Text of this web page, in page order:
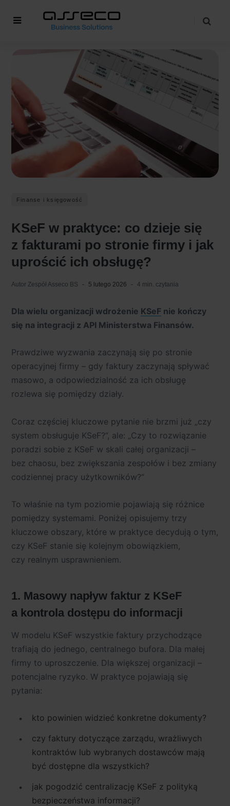
Finanse i księgowość
KSeF w praktyce: co dzieje się
z fakturami po stronie firmy i jak
uprościć ich obsługę?
Autor Zespół Asseco BS 5 lutego 2026 4 min. czytania
Dla wielu organizacji wdrożenie KSeF nie kończy
się na integracji z API Ministerstwa Finansów.
Prawdziwe wyzwania zaczynają się po stronie
operacyjnej firmy – gdy faktury zaczynają spływać
masowo, a odpowiedzialność za ich obsługę
rozlewa się pomiędzy działy.
Coraz częściej kluczowe pytanie nie brzmi już „czy
system obsługuje KSeF?”, ale:
„Czy to rozwiązanie
poradzi sobie z KSeF w skali całej organizacji –
bez chaosu, bez zwiększania zespołów i bez zmiany
codziennej pracy użytkowników?”
To właśnie na tym poziomie pojawiają się różnice
pomiędzy systemami. Poniżej opisujemy trzy
kluczowe obszary, które w praktyce decydują o tym,
czy KSeF stanie się kolejnym obowiązkiem,
czy realnym usprawnieniem.
1. Masowy napływ faktur z KSeF
a kontrola dostępu do informacji
W modelu KSeF wszystkie faktury przychodzące
trafiają do jednego, centralnego bufora. Dla małej
firmy to uproszczenie. Dla większej organizacji –
potencjalne ryzyko. W praktyce pojawiają się
pytania:
kto powinien widzieć konkretne dokumenty?
czy faktury dotyczące zarządu, wrażliwych
kontraktów lub wybranych dostawców mają
być dostępne dla wszystkich?
jak pogodzić centralizację KSeF z polityką
bezpieczeństwa informacji?